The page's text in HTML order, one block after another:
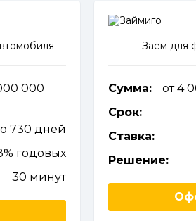
000
730 дней
годовых
30 минут
Заём для
Сумма:
от 4
Срок:
Ставка:
Решение: